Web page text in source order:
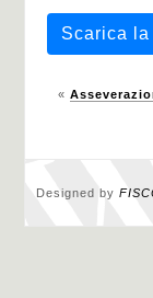
Scarica
«
Designed by